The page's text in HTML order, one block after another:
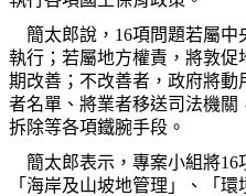
簡太郎說，16項問題若屬
執行；若屬地方權責，將敦
期改善；不改善者，政府將
者名單、將業者移送司法機關
拆除等各項鐵腕手段。
簡太郎表示，專案小組將16
「海岸及山坡地管理」、「